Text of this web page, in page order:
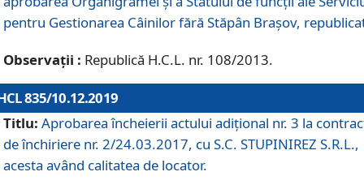
pentru Gestionarea Câinilor fără Stăpân Brașov,
Observații : Republică H.C.L. nr. 108/2013.
835/10.12.2019
Titlu: Aprobarea încheierii actului adițional nr. 3 la
de închiriere nr. 2/24.03.2017, cu S.C. STUPINIREZ S.R.L.,
acesta având calitatea de locator.